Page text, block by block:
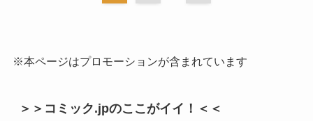
※本ページはプロモーションが含まれています
＞＞コミック.jpのここがイイ！＜＜